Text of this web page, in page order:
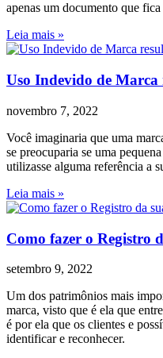
apenas um documento que
Leia mais »
Uso Indevido de Marca
novembro 7, 2022
Você imaginaria que uma
se preocuparia se uma
utilizasse alguma referência a
Leia mais »
Como fazer o Registro
setembro 9, 2022
Um dos patrimônios mais
marca, visto que é ela que
é por ela que os clientes e
identificar e reconhecer.